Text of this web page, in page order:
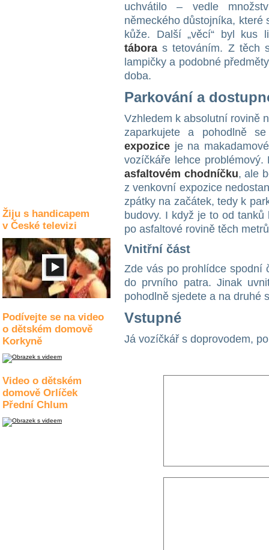
Žiju s handicapem
v České televizi
Podívejte se na video
o dětském domově
Korkyně
Video o dětském
domově Orlíček
Přední Chlum
uchvátilo – vedle
německého důstojníka, které
kůže. Další „věcí“ byl
tábora s tetováním. Z těch
lampičky a podobné
doba.
Parkování a
Vzhledem k absolutní rovině
zaparkujete a pohodlně
expozice je na
vozíčkáře lehce
asfaltovém chodníčku, ale
z venkovní expozice
zpátky na začátek, tedy k
budovy. I když je to od
po asfaltové rovině těch
Vnitřní část
Zde vás po prohlídce spodní
do prvního patra. Jinak
pohodlně sjedete a na druhé
Vstupné
Já vozíčkář s doprovodem,